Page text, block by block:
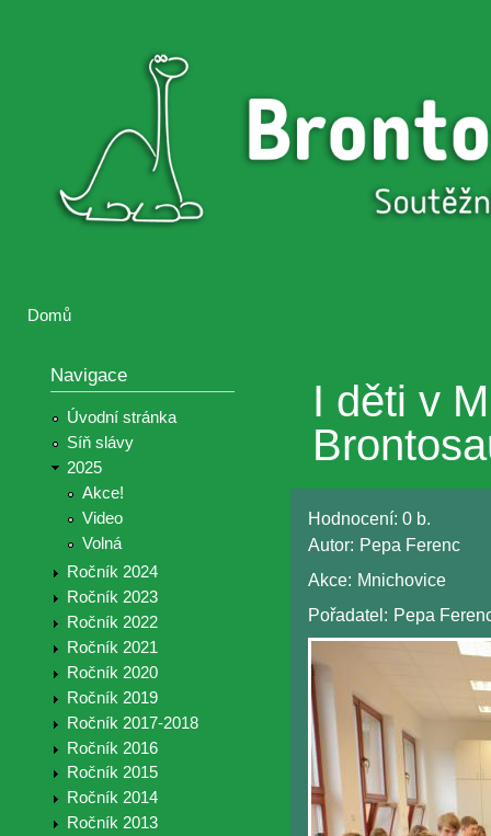
Brontosaurus
Brontosaurus
Domů
Navigace
Úvodní stránka
Síň slávy
2025
Akce!
Video
Volná
Ročník 2024
Ročník 2023
Ročník 2022
Ročník 2021
Ročník 2020
Ročník 2019
Ročník 2017-2018
Ročník 2016
Ročník 2015
Ročník 2014
Ročník 2013
I děti v
Hodnocení: 0 b.
Autor: Pepa Ferenc
Akce: Mnichovice
Pořadatel: Pepa